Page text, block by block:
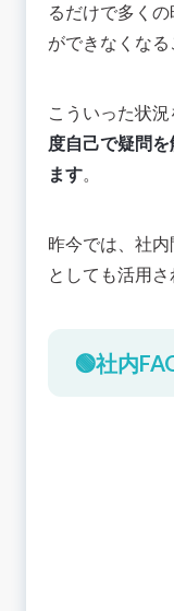
るだけで多く
ができなくなる
こういった状況
度自己で疑問
ます。
昨今では、社
としても活用さ
🟢社内